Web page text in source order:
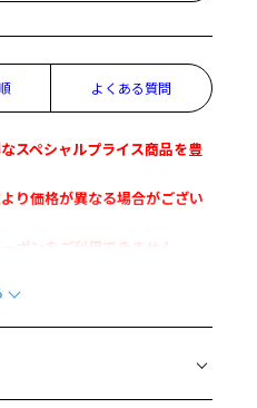
よくある質問
スペシャルプライス商品を豊
り価格が異なる場合がござい
ポンをご利用できません。
プラスして